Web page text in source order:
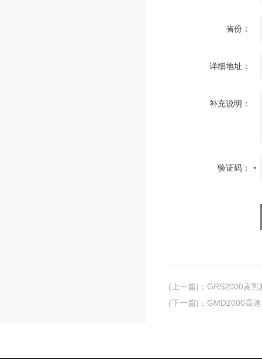
省份：
详细地址：
补充说明：
验证码：
(上一篇) ： GRS2000麦
(下一篇) ： GMD2000高